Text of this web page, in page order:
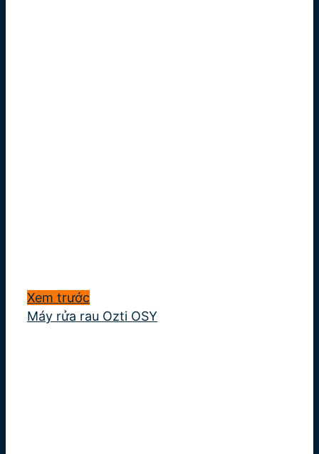
Xem trước
Máy rửa rau Ozti OSY